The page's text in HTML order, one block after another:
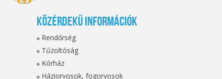
Közérdekű információk
Rendőrség
Tűzoltóság
Kórház
Háziorvosok, fogorvosok